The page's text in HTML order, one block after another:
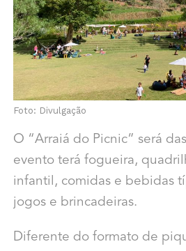
Foto: Divulgação
O “Arraiá do Picnic” será
evento terá fogueira,
infantil, comidas e bebidas
jogos e brincadeiras.
Diferente do formato de